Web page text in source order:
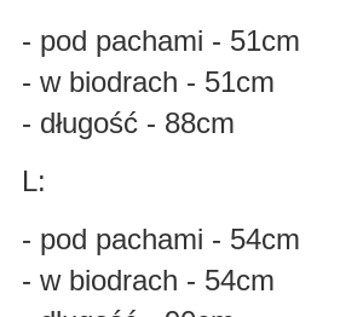
- pod pachami - 51cm
- w biodrach - 51cm
- długość - 88cm
L:
- pod pachami - 54cm
- w biodrach - 54cm